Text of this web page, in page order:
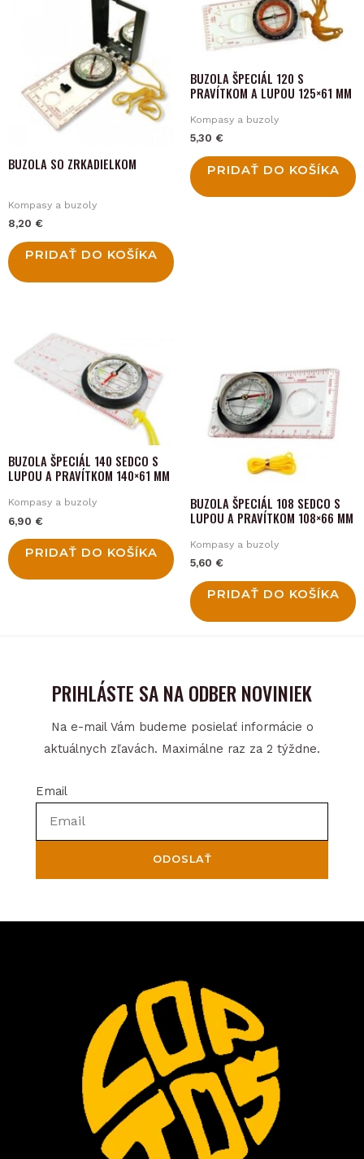
BUZOLA SO ZRKADIELKOM
Kompasy a buzoly
8,20 €
PRIDAŤ DO KOŠÍKA
BUZOLA ŠPECIÁL 120 S
PRAVÍTKOM A LUPOU 125×61 MM
Kompasy a buzoly
5,30 €
PRIDAŤ DO KOŠÍKA
BUZOLA ŠPECIÁL 140 SEDCO S
LUPOU A PRAVÍTKOM 140×61 MM
Kompasy a buzoly
6,90 €
PRIDAŤ DO KOŠÍKA
BUZOLA ŠPECIÁL 108 SEDCO S
LUPOU A PRAVÍTKOM 108×66 MM
Kompasy a buzoly
5,60 €
PRIDAŤ DO KOŠÍKA
PRIHLÁSTE SA NA ODBER NOVINIEK
Na e-mail Vám budeme posielať informácie o
aktuálnych zľavách. Maximálne raz za 2 týždne.
Email
ODOSLAŤ